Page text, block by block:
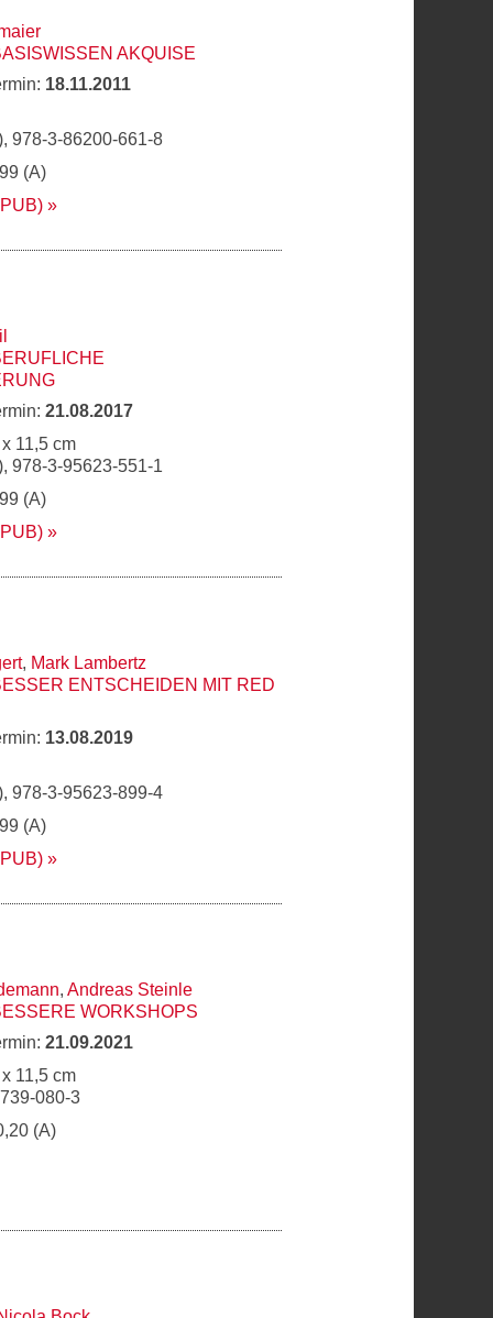
AKQUISE
18.11.2011
978-3-86200-661-8
(A)
21.08.2017
11,5 cm
978-3-95623-551-1
(A)
, Mark Lambertz
ENTSCHEIDEN MIT RED
13.08.2019
978-3-95623-899-4
(A)
, Andreas Steinle
WORKSHOPS
21.09.2021
11,5 cm
080-3
(A)